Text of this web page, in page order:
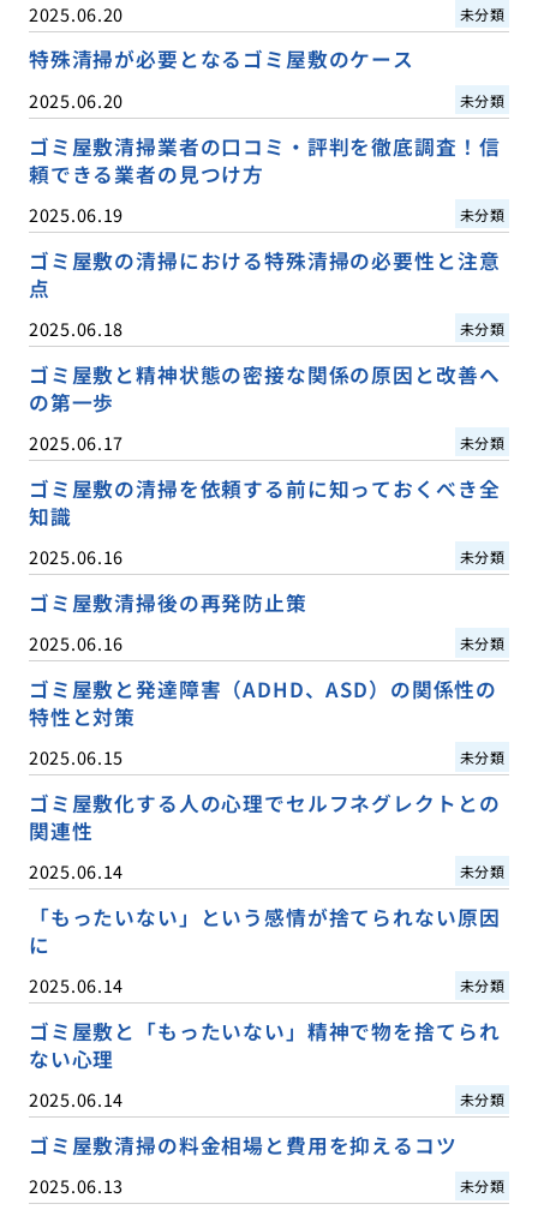
2025.06.20 未分類
特殊清掃が必要となるゴミ屋敷のケース
2025.06.20 未分類
ゴミ屋敷清掃業者の口コミ・評判を徹底調査！信
頼できる業者の見つけ方
2025.06.19 未分類
ゴミ屋敷の清掃における特殊清掃の必要性と注意
点
2025.06.18 未分類
ゴミ屋敷と精神状態の密接な関係の原因と改善へ
の第一歩
2025.06.17 未分類
ゴミ屋敷の清掃を依頼する前に知っておくべき全
知識
2025.06.16 未分類
ゴミ屋敷清掃後の再発防止策
2025.06.16 未分類
ゴミ屋敷と発達障害（ADHD、ASD）の関係性の
特性と対策
2025.06.15 未分類
ゴミ屋敷化する人の心理でセルフネグレクトとの
関連性
2025.06.14 未分類
「もったいない」という感情が捨てられない原因
に
2025.06.14 未分類
ゴミ屋敷と「もったいない」精神で物を捨てられ
ない心理
2025.06.14 未分類
ゴミ屋敷清掃の料金相場と費用を抑えるコツ
2025.06.13 未分類